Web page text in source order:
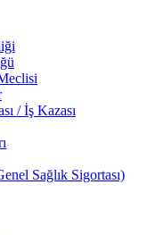
/ İş Kazası
Sağlık Sigortası)